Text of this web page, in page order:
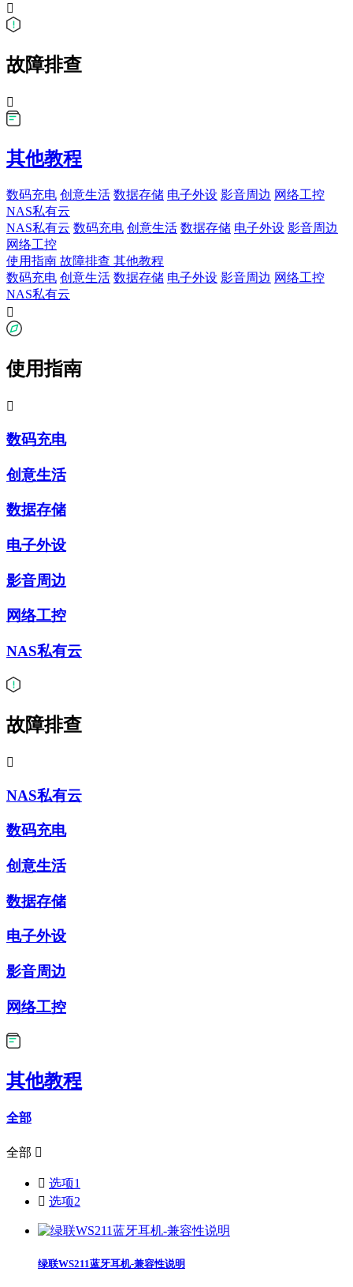

故障排查

其他教程
数码充电 创意生活 数据存储 电子外设 影音周边 网络工控
NAS私有云
NAS私有云 数码充电 创意生活 数据存储 电子外设 影音周边
网络工控
使用指南 故障排查 其他教程
数码充电 创意生活 数据存储 电子外设 影音周边 网络工控
NAS私有云

使用指南

数码充电
创意生活
数据存储
电子外设
影音周边
网络工控
NAS私有云
故障排查

NAS私有云
数码充电
创意生活
数据存储
电子外设
影音周边
网络工控
其他教程
全部
全部 
 选项1
 选项2
绿联WS211蓝牙耳机-兼容性说明